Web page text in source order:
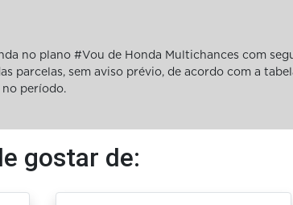
no plano #Vou de Honda Multichances com
parcelas, sem aviso prévio, de acordo com a
período.
gostar de: